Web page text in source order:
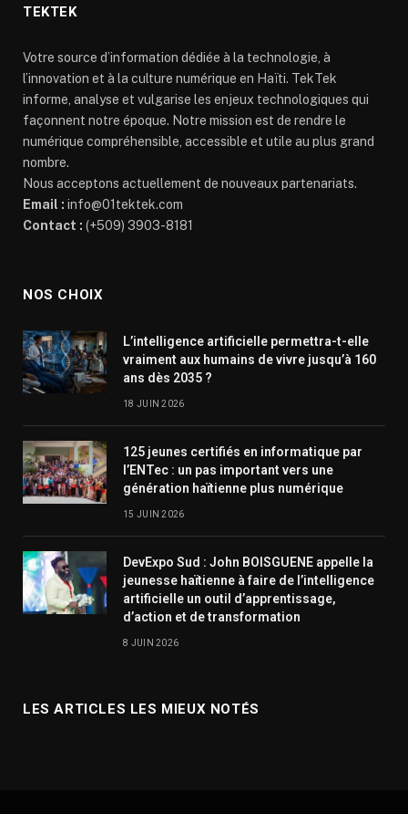
TEKTEK
Votre source d’information dédiée à la technologie, à
l’innovation et à la culture numérique en Haïti. TekTek
informe, analyse et vulgarise les enjeux technologiques qui
façonnent notre époque. Notre mission est de rendre le
numérique compréhensible, accessible et utile au plus grand
nombre.
Nous acceptons actuellement de nouveaux partenariats.
Email : info@01tektek.com
Contact : (+509) 3903-8181
NOS CHOIX
L’intelligence artificielle permettra-t-elle
vraiment aux humains de vivre jusqu’à 160
ans dès 2035 ?
18 JUIN 2026
125 jeunes certifiés en informatique par
l’ENTec : un pas important vers une
génération haïtienne plus numérique
15 JUIN 2026
DevExpo Sud : John BOISGUENE appelle la
jeunesse haïtienne à faire de l’intelligence
artificielle un outil d’apprentissage,
d’action et de transformation
8 JUIN 2026
LES ARTICLES LES MIEUX NOTÉS